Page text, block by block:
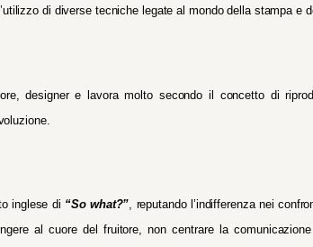
di diverse tecniche legate al mondo della stampa e
designer e lavora molto secondo il concetto di
inglese di “So what?”, reputando l’indifferenza nei
al cuore del fruitore, non centrare la